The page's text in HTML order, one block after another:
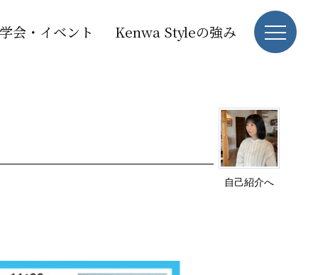
会・イベント Kenwa Styleの強み
自己紹介へ